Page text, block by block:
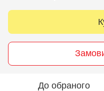
До обраного